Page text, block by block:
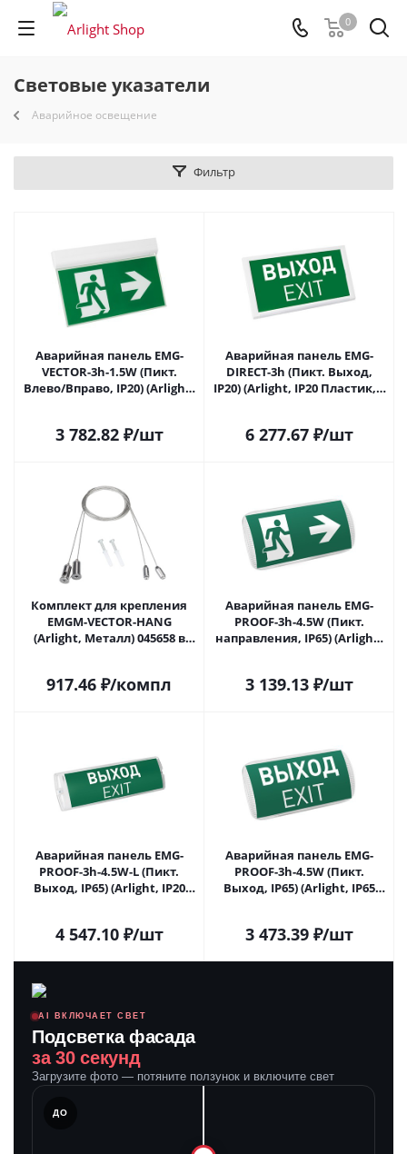
0
Световые указатели
Аварийное освещение
Фильтр
Аварийная панель EMG-
VECTOR-3h-1.5W (Пикт.
Влево/Вправо, IP20) (Arlight,
3 782.82₽/шт
Аварийная панель EMG-
DIRECT-3h (Пикт. Выход,
IP20) (Arlight, IP20 Пластик, 3
6 277.67₽/шт
Комплект для крепления
EMGM-VECTOR-HANG
(Arlight, Металл) 045658 в
917.46 ₽/компл
Аварийная панель EMG-
PROOF-3h-4.5W (Пикт.
направления, IP65) (Arlight,
3 139.13₽/шт
Аварийная панель EMG-
PROOF-3h-4.5W-L (Пикт.
Выход, IP65) (Arlight, IP20
4 547.10₽/шт
Аварийная панель EMG-
PROOF-3h-4.5W (Пикт.
Выход, IP65) (Arlight, IP65
3 473.39₽/шт
AI ВКЛЮЧАЕТ СВЕТ
Подсветка фасада
за 30 секунд
Загрузите фото — потяните ползунок и включите свет
ДО